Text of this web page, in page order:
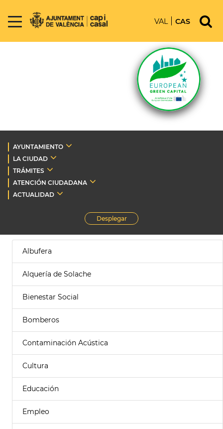
VAL CAS
AYUNTAMIENTO
LA CIUDAD
TRÁMITES
ATENCIÓN CIUDADANA
ACTUALIDAD
Desplegar
Albufera
Alquería de Solache
Bienestar Social
Bomberos
Contaminación Acústica
Cultura
Educación
Empleo